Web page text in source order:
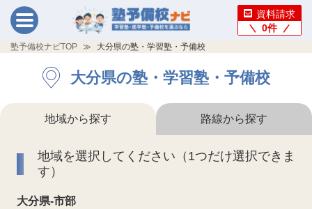
資料請求
0件
塾予備校ナビTOP 大分県の塾・学習塾・予備校
大分県の塾・学習塾・予備校
地域から探す 路線から探す
地域を選択してください（1つだけ選択できま
す）
大分県-市部